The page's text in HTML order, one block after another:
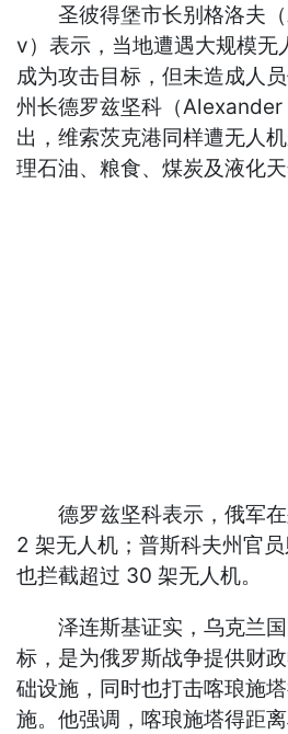
圣彼得堡市长别格洛夫
v）表示，当地遭遇大规模无
成为攻击目标，但未造成人
州长德罗兹坚科（
出，维索茨克港同样遭无人
理石油、粮食、煤炭及液化天
德罗兹坚科表示，俄军在
2 架无人机；普斯科夫州官
也拦截超过 30 架无人机。
泽连斯基证实，乌克兰国
标，是为俄罗斯战争提供财
础设施，同时也打击喀琅施
施。他强调，喀琅施塔得距